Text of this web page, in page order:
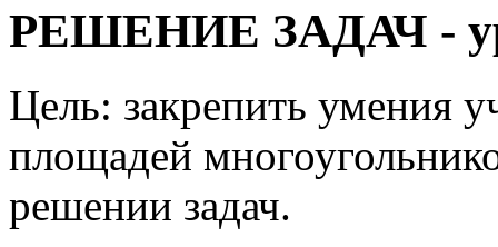
РЕШЕНИЕ ЗАДАЧ -
Цель: закрепить умения
площадей
решении задач.